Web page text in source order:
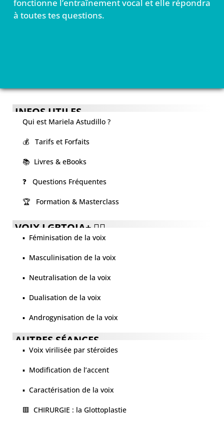
fonctionne l’entraînement vocal et elle répondra
à toutes tes questions.
INFOS UTILES
Qui est Mariela Astudillo ?
💰 Tarifs et Forfaits
📚 Livres & eBooks
❓ Questions Fréquentes
🏆 Formation & Masterclass
VOIX LGBTQIA+ 🏳️‍🌈
▪️ Féminisation de la voix
▪️ Masculinisation de la voix
▪️ Neutralisation de la voix
▪️ Dualisation de la voix
▪️ Androgynisation de la voix
AUTRES SÉANCES
▪️ Voix virilisée par stéroïdes
▪️ Modification de l’accent
▪️ Caractérisation de la voix
🟥 CHIRURGIE : la Glottoplastie